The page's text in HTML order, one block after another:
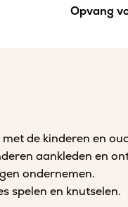
Opvang
de kinderen en
aankleden en
ondernemen.
spelen en knutselen.